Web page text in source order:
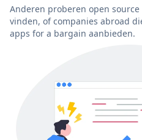
Anderen proberen open
vinden, of companies abroad
apps for a bargain aanbieden.